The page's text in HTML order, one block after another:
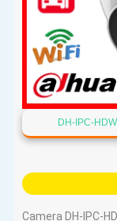
DH-IPC-
Camera DH-IPC-